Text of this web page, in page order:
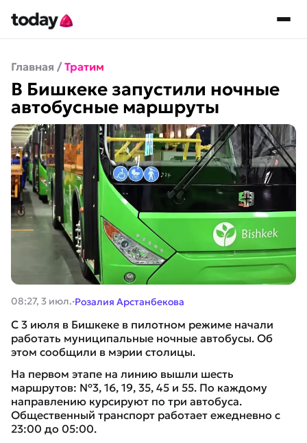
Главная / Тратим
В Бишкеке запустили ночные
автобусные маршруты
08:27, 3 июл.·Розалия Арстанбекова
С 3 июля в Бишкеке в пилотном режиме начали
работать муниципальные ночные автобусы. Об
этом сообщили в мэрии столицы.
На первом этапе на линию вышли шесть
маршрутов: №3, 16, 19, 35, 45 и 55. По каждому
направлению курсируют по три автобуса.
Общественный транспорт работает ежедневно с
23:00 до 05:00.